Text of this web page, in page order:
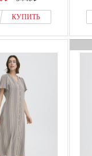
КУПИТЬ